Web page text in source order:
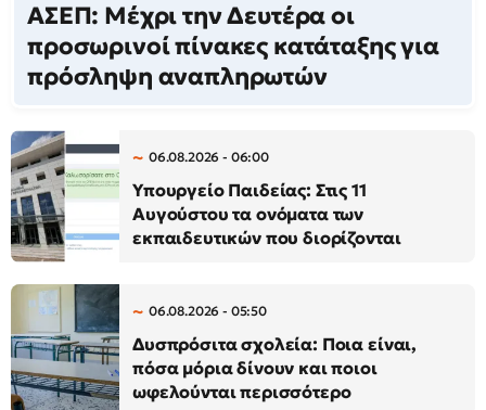
ΑΣΕΠ: Μέχρι την Δευτέρα οι
προσωρινοί πίνακες κατάταξης για
πρόσληψη αναπληρωτών
06.08.2026 - 06:00
Υπουργείο Παιδείας: Στις 11
Αυγούστου τα ονόματα των
εκπαιδευτικών που διορίζονται
06.08.2026 - 05:50
Δυσπρόσιτα σχολεία: Ποια είναι,
πόσα μόρια δίνουν και ποιοι
ωφελούνται περισσότερο